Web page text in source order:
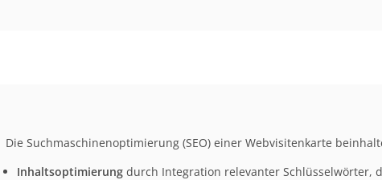
Die Suchmaschinenoptimierung (SEO) einer Webvisitenkarte
Inhaltsoptimierungdurch Integration relevanter Schlüsselwörter,